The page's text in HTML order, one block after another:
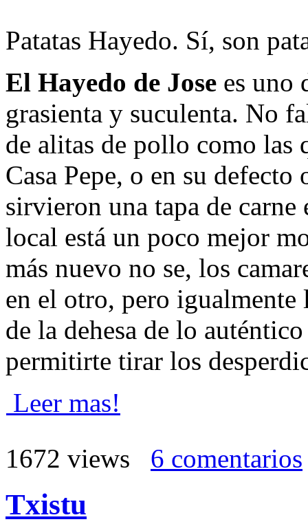
Patatas Hayedo. Sí, son
El Hayedo de Jose es uno
grasienta y suculenta. No
de alitas de pollo como las
Casa Pepe, o en su
sirvieron una tapa de
local está un poco mejor
más nuevo no se, los
en el otro, pero igualmente
de la dehesa de lo
permitirte tirar los
Leer mas!
1672 views
6 comentarios
Txistu